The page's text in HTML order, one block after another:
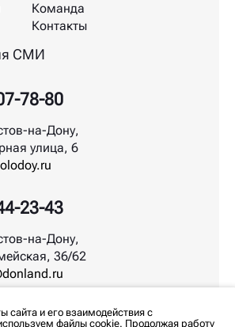
23-43
на-Дону,
36/62
СМИ
78-80
на-Дону,
улица, 6
Команда
Контакты
сайта и его взаимодействия с
файлы cookie. Продолжая работу